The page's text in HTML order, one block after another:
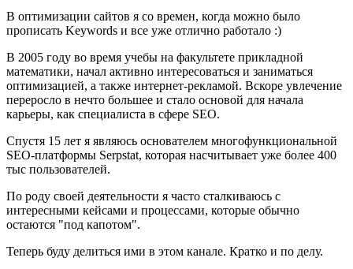
В оптимизации сайтов я со времен, когда можно было
прописать Keywords и все уже отлично работало :)
В 2005 году во время учебы на факультете прикладной
математики, начал активно интересоваться и заниматься
оптимизацией, а также интернет-рекламой. Вскоре увлечение
переросло в нечто большее и стало основой для начала
карьеры, как специалиста в сфере SEO.
Спустя 15 лет я являюсь основателем многофункциональной
SEO-платформы Serpstat, которая насчитывает уже более 400
тыс пользователей.
По роду своей деятельности я часто сталкиваюсь с
интересными кейсами и процессами, которые обычно
остаются "под капотом".
Теперь буду делиться ими в этом канале. Кратко и по делу.